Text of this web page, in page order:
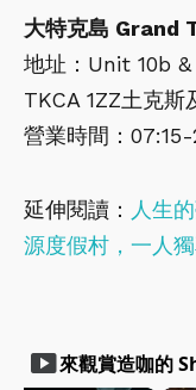
大特克島 Grand
地址：Unit 10b
TKCA 1ZZ土克斯
營業時間：
延伸閱讀： 人生
源度假村，一人
smart_display來觀賞造咖的